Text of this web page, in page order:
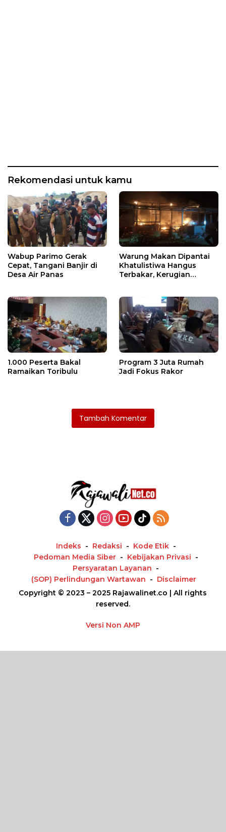
Rekomendasi untuk kamu
Wabup Parimo Gerak
Cepat, Tangani Banjir di
Desa Air Panas
Warung Makan Dipantai
Khatulistiwa Hangus
Terbakar, Kerugian
1.000 Peserta Bakal
Ramaikan Toribulu
Program 3 Juta Rumah
Jadi Fokus Rakor
Tambah Komentar
Indeks Redaksi
Kode Etik
Pedoman Media Siber
Kebijakan Privasi
Persyaratan Layanan
(SOP) Perlindungan Wartawan
Disclaimer
Copyright © 2023 – 2025 Rajawalinet.co | All rights
reserved.
Versi Non AMP